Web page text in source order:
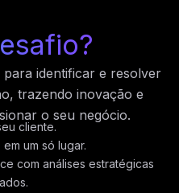
identificar e resolver
trazendo inovação e
o seu negócio.
cliente.
um só lugar.
com análises estratégicas